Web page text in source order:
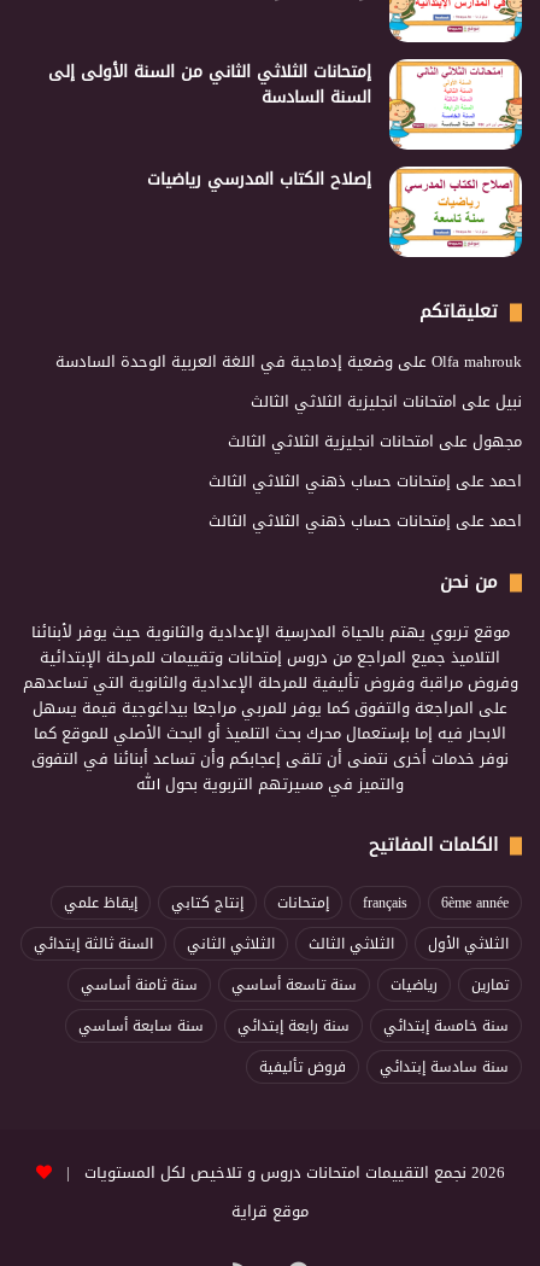
إمتحانات الثلاثي الثاني من السنة الأولى إلى
السنة السادسة
إصلاح الكتاب المدرسي رياضيات
تعليقاتكم
Olfa mahroukعلى وضعية إدماجية في اللغة العربية الوحدة السادسة
نبيلعلى امتحانات انجليزية الثلاثي الثالث
مجهولعلى امتحانات انجليزية الثلاثي الثالث
احمدعلى إمتحانات حساب ذهني الثلاثي الثالث
احمدعلى إمتحانات حساب ذهني الثلاثي الثالث
من نحن
موقع تربوي يهتم بالحياة المدرسية الإعدادية والثانوية حيث يوفر لأبنائنا
التلاميذ جميع المراجع من دروس إمتحانات وتقييمات للمرحلة الإبتدائية
وفروض مراقبة وفروض تأليفية للمرحلة الإعدادية والثانوية التي تساعدهم
على المراجعة والتفوق كما يوفر للمربي مراجعا بيداغوجية قيمة يسهل
الابحار فيه إما بإستعمال محرك بحث التلميذ أو البحث الأصلي للموقع كما
نوفر خدمات أخرى نتمنى أن تلقى إعجابكم وأن تساعد أبنائنا في التفوق
والتميز في مسيرتهم التربوية بحول الله
الكلمات المفاتيح
6ème année
français إمتحانات إنتاج كتابي
إيقاظ علمي
الثلاثي الأول
الثلاثي الثالث الثلاثي الثاني
السنة ثالثة إبتدائي
تمارين
رياضيات سنة تاسعة أساسي
سنة ثامنة أساسي
سنة خامسة إبتدائي
سنة رابعة إبتدائي
سنة سابعة أساسي
سنة سادسة إبتدائي
فروض تأليفية
2026 نجمع التقييمات امتحانات دروس و تلاخيص لكل المستويات |
موقع قراية